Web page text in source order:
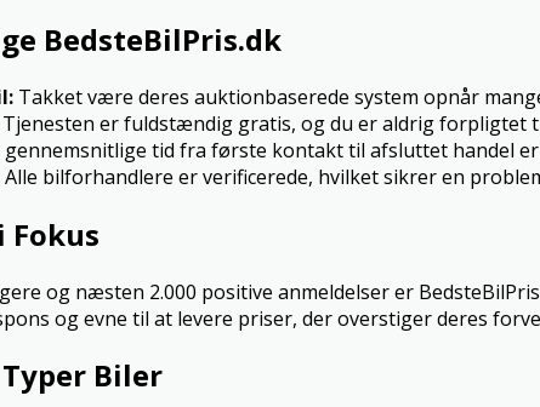
BedsteBilPris.dk
Takket være deres auktionbaserede system opnår
Tjenesten er fuldstændig gratis, og du er aldrig forpligtet
gennemsnitlige tid fra første kontakt til afsluttet handel er
Alle bilforhandlere er verificerede, hvilket sikrer en
og næsten 2.000 positive anmeldelser er
og evne til at levere priser, der overstiger deres
Biler